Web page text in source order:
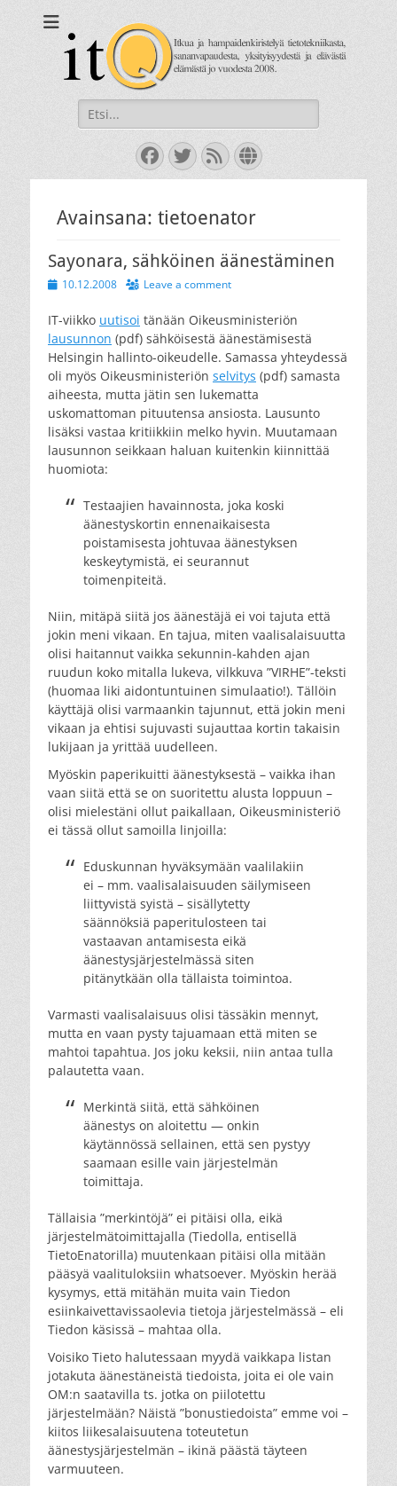
Itkua ja hammastenkiristelyä jo vuodesta 2008.
Search
for:
Facebook
Twitter
FeedWebsite
Avainsana: tietoenator
Sayonara, sähköinen äänestäminen
Posted10.12.2008 Leave a comment
IT-viikko uutisoi tänään Oikeusministeriön
lausunnon (pdf) sähköisestä äänestämisestä
Helsingin hallinto-oikeudelle. Samassa yhteydessä
oli myös Oikeusministeriön selvitys (pdf) samasta
aiheesta, mutta jätin sen lukematta
uskomattoman pituutensa ansiosta. Lausunto
lisäksi vastaa kritiikkiin melko hyvin. Muutamaan
lausunnon seikkaan haluan kuitenkin kiinnittää
huomiota:
Testaajien havainnosta, joka koski
äänestyskortin ennenaikaisesta
poistamisesta johtuvaa äänestyksen
keskeytymistä, ei seurannut
toimenpiteitä.
Niin, mitäpä siitä jos äänestäjä ei voi tajuta että
jokin meni vikaan. En tajua, miten vaalisalaisuutta
olisi haitannut vaikka sekunnin-kahden ajan
ruudun koko mitalla lukeva, vilkkuva ”VIRHE”-teksti
(huomaa liki aidontuntuinen simulaatio!). Tällöin
käyttäjä olisi varmaankin tajunnut, että jokin meni
vikaan ja ehtisi sujuvasti sujauttaa kortin takaisin
lukijaan ja yrittää uudelleen.
Myöskin paperikuitti äänestyksestä – vaikka ihan
vaan siitä että se on suoritettu alusta loppuun –
olisi mielestäni ollut paikallaan, Oikeusministeriö
ei tässä ollut samoilla linjoilla:
Eduskunnan hyväksymään vaalilakiin
ei – mm. vaalisalaisuuden säilymiseen
liittyvistä syistä – sisällytetty
säännöksiä paperitulosteen tai
vastaavan antamisesta eikä
äänestysjärjestelmässä siten
pitänytkään olla tällaista toimintoa.
Varmasti vaalisalaisuus olisi tässäkin mennyt,
mutta en vaan pysty tajuamaan että miten se
mahtoi tapahtua. Jos joku keksii, niin antaa tulla
palautetta vaan.
Merkintä siitä, että sähköinen
äänestys on aloitettu — onkin
käytännössä sellainen, että sen pystyy
saamaan esille vain järjestelmän
toimittaja.
Tällaisia ”merkintöjä” ei pitäisi olla, eikä
järjestelmätoimittajalla (Tiedolla, entisellä
TietoEnatorilla) muutenkaan pitäisi olla mitään
pääsyä vaalituloksiin whatsoever. Myöskin herää
kysymys, että mitähän muita vain Tiedon
esiinkaivettavissaolevia tietoja järjestelmässä – eli
Tiedon käsissä – mahtaa olla.
Voisiko Tieto halutessaan myydä vaikkapa listan
jotakuta äänestäneistä tiedoista, joita ei ole vain
OM:n saatavilla ts. jotka on piilotettu
järjestelmään? Näistä ”bonustiedoista” emme voi –
kiitos liikesalaisuutena toteutetun
äänestysjärjestelmän – ikinä päästä täyteen
varmuuteen.